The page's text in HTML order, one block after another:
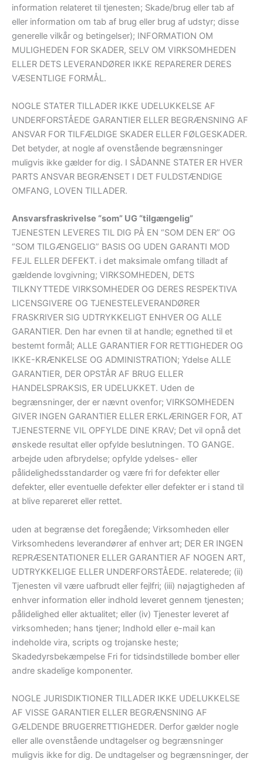
information relateret til tjenesten; Skade/brug eller tab af
eller information om tab af brug eller brug af udstyr; disse
generelle vilkår og betingelser); INFORMATION OM
MULIGHEDEN FOR SKADER, SELV OM VIRKSOMHEDEN
ELLER DETS LEVERANDØRER IKKE REPARERER DERES
VÆSENTLIGE FORMÅL.
NOGLE STATER TILLADER IKKE UDELUKKELSE AF
UNDERFORSTÅEDE GARANTIER ELLER BEGRÆNSNING AF
ANSVAR FOR TILFÆLDIGE SKADER ELLER FØLGESKADER.
Det betyder, at nogle af ovenstående begrænsninger
muligvis ikke gælder for dig. I SÅDANNE STATER ER HVER
PARTS ANSVAR BEGRÆNSET I DET FULDSTÆNDIGE
OMFANG, LOVEN TILLADER.
Ansvarsfraskrivelse “som” UG “tilgængelig”
TJENESTEN LEVERES TIL DIG PÅ EN “SOM DEN ER” OG
“SOM TILGÆNGELIG” BASIS OG UDEN GARANTI MOD
FEJL ELLER DEFEKT. i det maksimale omfang tilladt af
gældende lovgivning; VIRKSOMHEDEN, DETS
TILKNYTTEDE VIRKSOMHEDER OG DERES RESPEKTIVA
LICENSGIVERE OG TJENESTELEVERANDØRER
FRASKRIVER SIG UDTRYKKELIGT ENHVER OG ALLE
GARANTIER. Den har evnen til at handle; egnethed til et
bestemt formål; ALLE GARANTIER FOR RETTIGHEDER OG
IKKE-KRÆNKELSE OG ADMINISTRATION; Ydelse ALLE
GARANTIER, DER OPSTÅR AF BRUG ELLER
HANDELSPRAKSIS, ER UDELUKKET. Uden de
begrænsninger, der er nævnt ovenfor; VIRKSOMHEDEN
GIVER INGEN GARANTIER ELLER ERKLÆRINGER FOR, AT
TJENESTERNE VIL OPFYLDE DINE KRAV; Det vil opnå det
ønskede resultat eller opfylde beslutningen. TO GANGE.
arbejde uden afbrydelse; opfylde ydelses- eller
pålidelighedsstandarder og være fri for defekter eller
defekter, eller eventuelle defekter eller defekter er i stand til
at blive repareret eller rettet.
uden at begrænse det foregående; Virksomheden eller
Virksomhedens leverandører af enhver art; DER ER INGEN
REPRÆSENTATIONER ELLER GARANTIER AF NOGEN ART,
UDTRYKKELIGE ELLER UNDERFORSTÅEDE. relaterede; (ii)
Tjenesten vil være uafbrudt eller fejlfri; (iii) nøjagtigheden af ​​
enhver information eller indhold leveret gennem tjenesten;
pålidelighed eller aktualitet; eller (iv) Tjenester leveret af
virksomheden; hans tjener; Indhold eller e-mail kan
indeholde vira, scripts og trojanske heste;
Skadedyrsbekæmpelse Fri for tidsindstillede bomber eller
andre skadelige komponenter.
NOGLE JURISDIKTIONER TILLADER IKKE UDELUKKELSE
AF VISSE GARANTIER ELLER BEGRÆNSNING AF
GÆLDENDE BRUGERRETTIGHEDER. Derfor gælder nogle
eller alle ovenstående undtagelser og begrænsninger
muligvis ikke for dig. De undtagelser og begrænsninger, der